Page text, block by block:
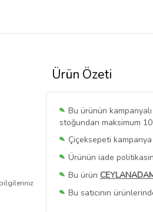
Ürün Özeti
Bu ürünün kampanyalı
stoğundan maksimum
Çiçeksepeti
Ürünün iade
Bu ürün
Bu satıcının